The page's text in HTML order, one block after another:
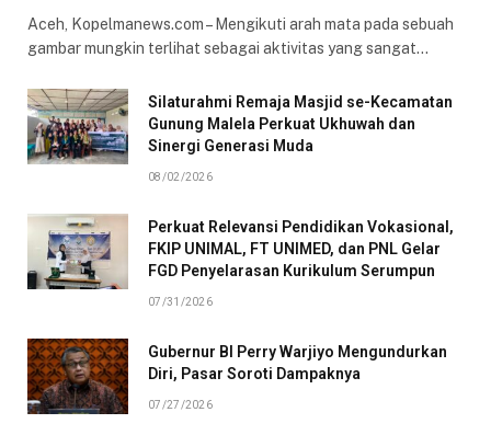
Aceh, Kopelmanews.com – Mengikuti arah mata pada sebuah
gambar mungkin terlihat sebagai aktivitas yang sangat…
Silaturahmi Remaja Masjid se-Kecamatan
Gunung Malela Perkuat Ukhuwah dan
Sinergi Generasi Muda
08/02/2026
Perkuat Relevansi Pendidikan Vokasional,
FKIP UNIMAL, FT UNIMED, dan PNL Gelar
FGD Penyelarasan Kurikulum Serumpun
07/31/2026
Gubernur BI Perry Warjiyo Mengundurkan
Diri, Pasar Soroti Dampaknya
07/27/2026